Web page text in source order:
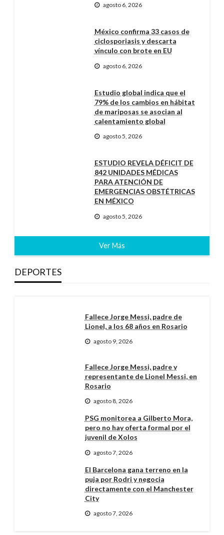
agosto 6, 2026
México confirma 33 casos de
ciclosporiasis y descarta
vínculo con brote en EU
agosto 6, 2026
Estudio global indica que el
79% de los cambios en hábitat
de mariposas se asocian al
calentamiento global
agosto 5, 2026
ESTUDIO REVELA DÉFICIT DE
842 UNIDADES MÉDICAS
PARA ATENCIÓN DE
EMERGENCIAS OBSTÉTRICAS
EN MÉXICO
agosto 5, 2026
Ver Más
DEPORTES
Fallece Jorge Messi, padre de
Lionel, a los 68 años en Rosario
agosto 9, 2026
Fallece Jorge Messi, padre y
representante de Lionel Messi, en
Rosario
agosto 8, 2026
PSG monitorea a Gilberto Mora,
pero no hay oferta formal por el
juvenil de Xolos
agosto 7, 2026
El Barcelona gana terreno en la
puja por Rodri y negocia
directamente con el Manchester
City
agosto 7, 2026